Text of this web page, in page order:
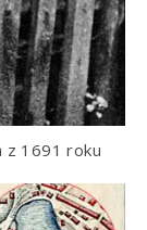
z 1691 roku